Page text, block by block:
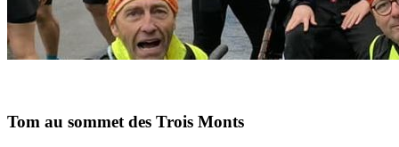
Tom au sommet des Trois Monts